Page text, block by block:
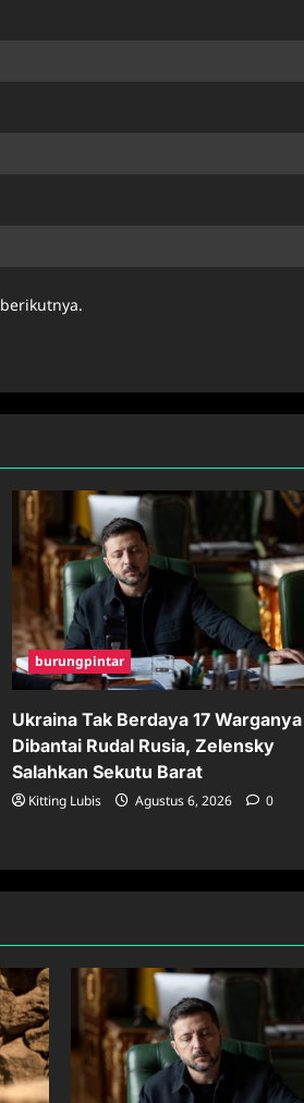
burungpintar
Ukraina Tak Berdaya 17 Warganya
Dibantai Rudal Rusia, Zelensky
Salahkan Sekutu Barat
Kitting Lubis Agustus 6, 2026 0